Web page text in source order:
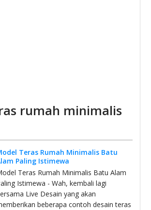
rumah minimalis
Teras Rumah Minimalis Batu
Paling Istimewa
Teras Rumah Minimalis Batu Alam
Istimewa - Wah, kembali lagi
Live Desain yang akan
beberapa contoh desain teras